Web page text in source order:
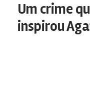
Um crime
inspirou